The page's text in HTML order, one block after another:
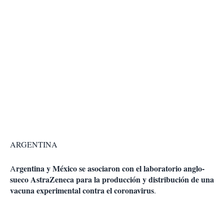
ARGENTINA
Argentina y México se asociaron con el laboratorio anglo-
sueco AstraZeneca para la producción y distribución de una
vacuna experimental contra el coronavirus.